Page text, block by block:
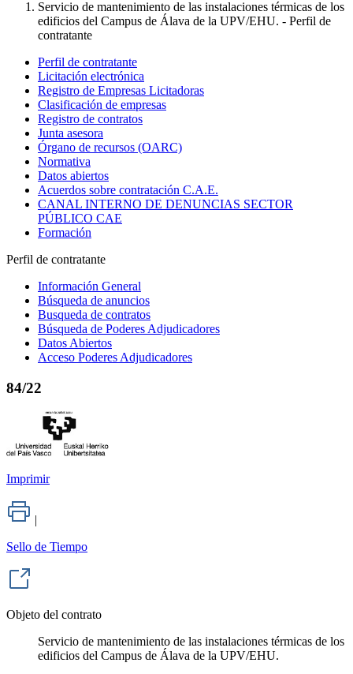
Servicio de mantenimiento de las instalaciones térmicas de los
edificios del Campus de Álava de la UPV/EHU. - Perfil de
contratante
Perfil de contratante
Licitación electrónica
Registro de Empresas Licitadoras
Clasificación de empresas
Registro de contratos
Junta asesora
Órgano de recursos (OARC)
Normativa
Datos abiertos
Acuerdos sobre contratación C.A.E.
CANAL INTERNO DE DENUNCIAS SECTOR
PÚBLICO CAE
Formación
Perfil de contratante
Información General
Búsqueda de anuncios
Busqueda de contratos
Búsqueda de Poderes Adjudicadores
Datos Abiertos
Acceso Poderes Adjudicadores
84/22
Imprimir
|
Sello de Tiempo
Objeto del contrato
Servicio de mantenimiento de las instalaciones térmicas de los
edificios del Campus de Álava de la UPV/EHU.